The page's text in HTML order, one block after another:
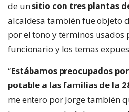
de unsitio con tres plantas
alcaldesa también fue objeto
por el tono y términos usados
funcionario y los temas
“Estábamos preocupados
potable a las familias de la
me entero por Jorge también